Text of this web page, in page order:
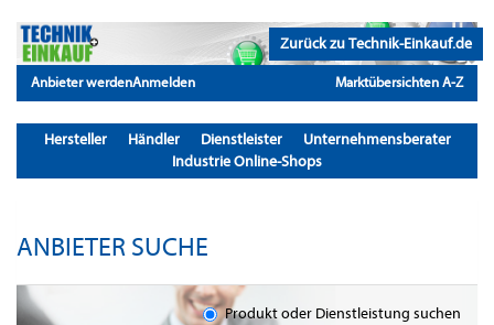
Zurück zu Technik-Einkauf.de
Anbieter werdenAnmelden Marktübersichten A-Z
Hersteller Händler Dienstleister
Unternehmensberater
Industrie Online-Shops
ANBIETER SUCHE
Produkt oder Dienstleistung suchen